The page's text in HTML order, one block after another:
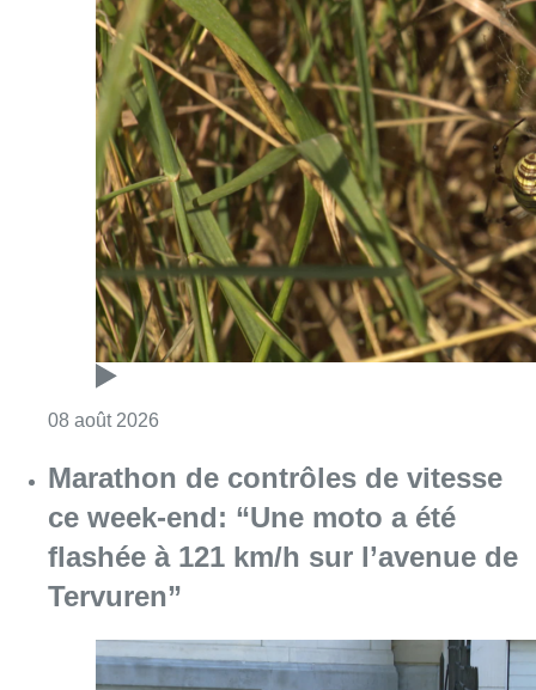
08 août 2026
Marathon de contrôles de vitesse
ce week-end: “Une moto a été
flashée à 121 km/h sur l’avenue de
Tervuren”